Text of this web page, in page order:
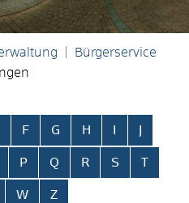
Bürgerservice
F G H
P Q R S T
W Z